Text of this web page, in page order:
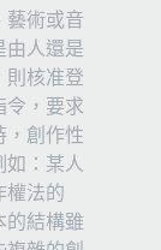
藝術或音
由人還是
則核准登
令，要求
，創作性
：某人
權法的
的結構雖